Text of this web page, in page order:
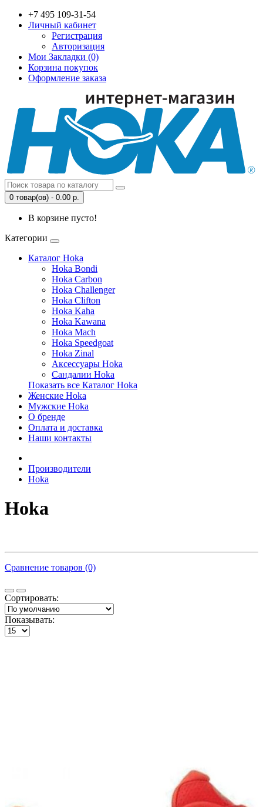
+7 495 109-31-54
Личный кабинет
Регистрация
Авторизация
Мои Закладки (0)
Корзина покупок
Оформление заказа
0 товар(ов) - 0.00 р.
В корзине пусто!
Категории
Каталог Hoka
Hoka Bondi
Hoka Carbon
Hoka Challenger
Hoka Clifton
Hoka Kaha
Hoka Kawana
Hoka Mach
Hoka Speedgoat
Hoka Zinal
Аксессуары Hoka
Сандалии Hoka
Показать все Каталог Hoka
Женские Hoka
Мужские Hoka
О бренде
Оплата и доставка
Наши контакты
Производители
Hoka
Hoka
Сравнение товаров (0)
Сортировать:
Показывать: